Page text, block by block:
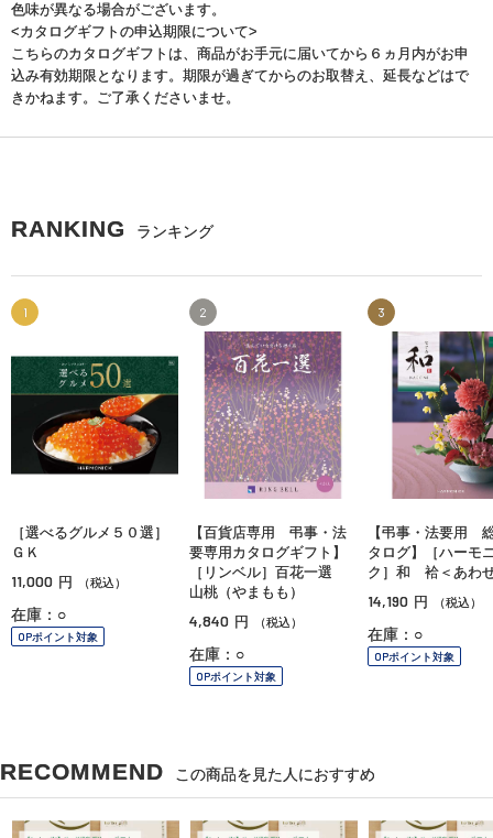
色味が異なる場合がございます。
<カタログギフトの申込期限について>
こちらのカタログギフトは、商品がお手元に届いてから６ヵ月内がお申
込み有効期限となります。期限が過ぎてからのお取替え、延長などはで
きかねます。ご了承くださいませ。
RANKING ランキング
1
［選べるグルメ５０選］
ＧＫ
11,000 円 （税込）
在庫：○
OPポイント対象
2
【百貨店専用 弔事・法
要専用カタログギフト】
［リンベル］百花一選
山桃（やまもも）
4,840 円 （税込）
在庫：○
OPポイント対象
3
【弔事・法要用
タログ】［ハーモ
ク］和 袷＜あわ
14,190 円 （税込）
在庫：○
OPポイント対象
RECOMMEND この商品を見た人におすすめ